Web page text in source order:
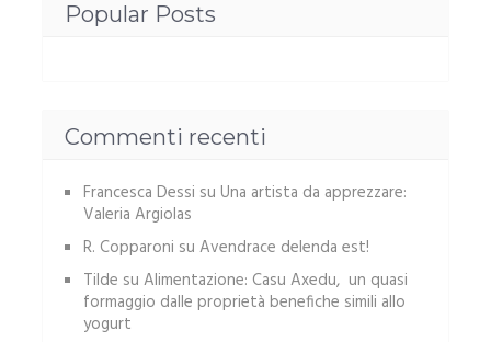
Popular Posts
Commenti recenti
Francesca Dessi su Una artista da apprezzare:
Valeria Argiolas
R. Copparoni su Avendrace delenda est!
Tilde su Alimentazione: Casu Axedu, un quasi
formaggio dalle proprietà benefiche simili allo
yogurt